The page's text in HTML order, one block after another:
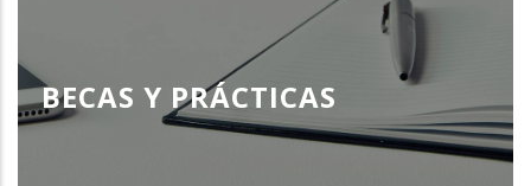
BECAS Y PRÁCTICAS